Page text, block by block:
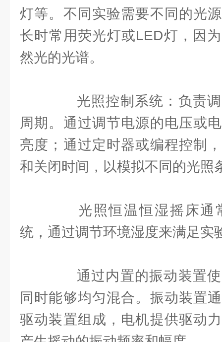
灯等。不同实验需要不同的光
长时常用荧光灯或LED灯，因
然光的光谱。
光照控制系统：负责调
周期。通过调节电源的电压或
亮度；通过定时器或编程控制
和关闭时间，以模拟不同的光照
光照恒温恒湿摇床通
统，通过调节环境湿度来满足实
通过内置的振动装置使
同时能够均匀混合。振动装置
驱动装置组成，电机提供驱动